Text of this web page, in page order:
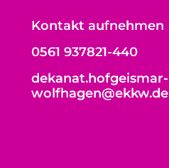
Kontakt aufnehmen
0561 937821-440
dekanat.hofgeismar-
wolfhagen@ekkw.de